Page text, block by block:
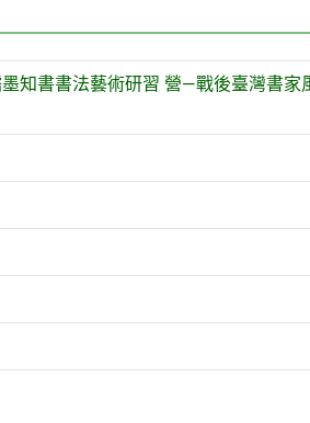
知書書法藝術研習 營—戰後臺灣書